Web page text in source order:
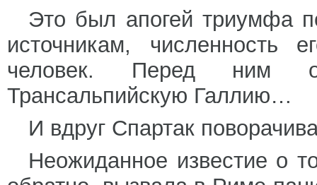
Это был апогей триумфа
источникам,
человек. Перед ним
Трансальпийскую Галлию…
И вдруг Спартак
Неожиданное известие о